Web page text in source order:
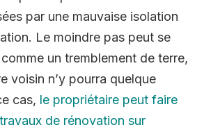
par une mauvaise isolation
Le moindre pas peut se
un tremblement de terre,
voisin n’y pourra quelque
cas, le propriétaire peut faire
de rénovation sur